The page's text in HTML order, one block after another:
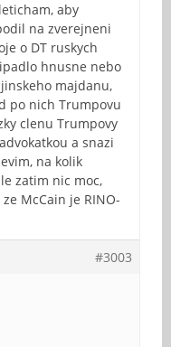
aby
na zverejneni
o DT ruskych
hnusne nebo
majdanu,
po nich Trumpovu
clenu Trumpovy
a snazi
na kolik
zatim nic moc,
McCain je RINO-
#3003